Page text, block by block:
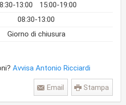
13:00 15:00-19:00
08:30-13:00
Giorno di chiusura
Avvisa Antonio Ricciardi
Stampa
Email